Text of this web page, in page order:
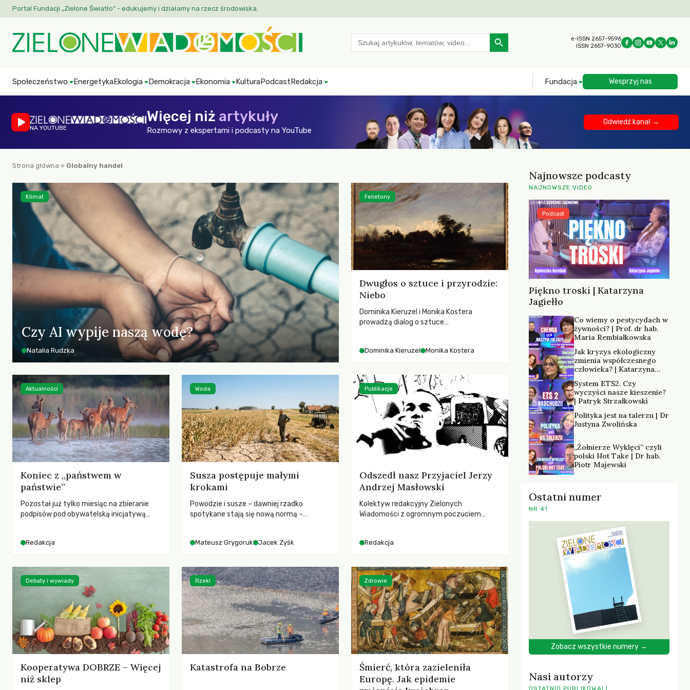
Portal Fundacji „Zielone Światło” - edukujemy i działamy na rzecz środowiska.
Search
for:
Search Button
e-ISSN 2657-9596
ISSN 2657-9030
Społeczeństwo EnergetykaEkologia Demokracja Ekonomia KulturaPodcastRedakcja Fundacja Wesprzyj nas
NA YOUTUBE
Więcej niż artykuły
Rozmowy z ekspertami i podcasty na YouTube
Odwiedź kanał →
Strona główna » Globalny handel
Czy AI wypije naszą wodę?
Natalia Rudzka
Klimat
Dwugłos o sztuce i przyrodzie:
Niebo
Dominika Kieruzel i Monika Kostera
prowadzą dialog o sztuce
wrażliwość, odczuwanie przestrzeni oraz
Dominika Kieruzel Monika Kostera
Felietony
Koniec z „państwem w
państwie”
Pozostał już tylko miesiąc na zbieranie
podpisów pod obywatelską inicjatywą
pełną mobilizację, ponieważ projekt
rozwiązania dla przyrody i zwierząt,
radykalnie zmieniając dotychczasowy
paradygmat funkcjonowania łowiectwa w
Polsce.
Redakcja
Aktualności
Susza postępuje małymi
krokami
Powodzie i susze – dawniej rzadko
spotykane stają się nową normą –
SGGW.
Mateusz Grygoruk Jacek Zyśk
Woda
Odszedł nasz Przyjaciel Jerzy
Andrzej Masłowski
Kolektyw redakcyjny Zielonych
Wiadomości z ogromnym poczuciem
kochanego Opiekuna, Mecenasa i Mentora.
Redakcja
Publikacje
Kooperatywa DOBRZE – Więcej
niż sklep
Debaty i wywiady
Katastrofa na Bobrze
Rzeki
Śmierć, która zazieleniła
Europę. Jak epidemie
Zdrowie
Najnowsze podcasty
NAJNOWSZE VIDEO
Piękno troski | Katarzyna
Jagiełło
Podcast
Co wiemy o pestycydach w
żywności? | Prof. dr hab.
Maria Rembiałkowska
Jak kryzys ekologiczny
zmienia współczesnego
człowieka? | Katarzyna
System ETS2. Czy
wyczyści nasze kieszenie?
| Patryk Strzałkowski
Polityka jest na talerzu | Dr
Justyna Zwolińska
„Żołnierze Wyklęci” czyli
polski Hot Take | Dr hab.
Piotr Majewski
Ostatni numer
NR 41
Zobacz wszystkie numery →
Nasi autorzy
OSTATNIO PUBLIKOWALI